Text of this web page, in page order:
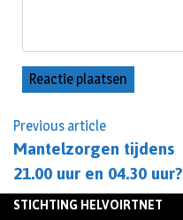
Previous article
Mantelzorgen tijdens
21.00 uur en 04.30 uur?
STICHTING HELVOIRTNET